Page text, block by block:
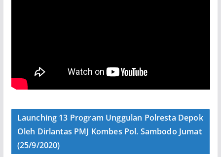
Launching 13 Program Unggulan Polresta Depok
Oleh Dirlantas PMJ Kombes Pol. Sambodo Jumat
(25/9/2020)